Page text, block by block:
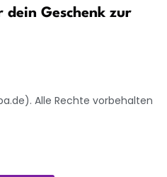
dein Geschenk zur
Alle Rechte vorbehalten